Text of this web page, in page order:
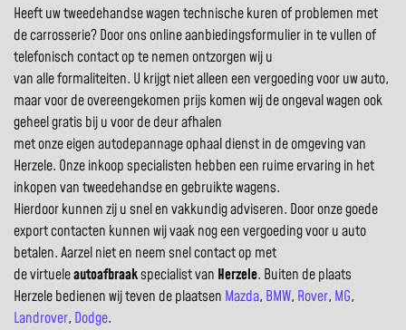
Heeft uw tweedehandse wagen technische kuren of problemen met
de carrosserie? Door ons online aanbiedingsformulier in te vullen of
telefonisch contact op te nemen ontzorgen wij u
van alle formaliteiten. U krijgt niet alleen een vergoeding voor uw auto,
maar voor de overeengekomen prijs komen wij de ongeval wagen ook
geheel gratis bij u voor de deur afhalen
met onze eigen autodepannage ophaal dienst in de omgeving van
Herzele. Onze inkoop specialisten hebben een ruime ervaring in het
inkopen van tweedehandse en gebruikte wagens.
Hierdoor kunnen zij u snel en vakkundig adviseren. Door onze goede
export contacten kunnen wij vaak nog een vergoeding voor u auto
betalen. Aarzel niet en neem snel contact op met
de virtueleautoafbraakspecialist van Herzele. Buiten de plaats
Herzele bedienen wij teven de plaatsen Mazda, BMW, Rover, MG,
Landrover, Dodge.